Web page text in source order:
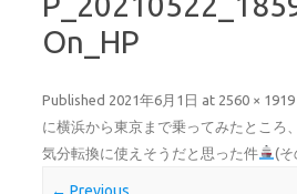
On_HP
Published 2021年6月1日 at 2560 × 1919
に横浜から東京まで乗ってみたところ
気分転換に使えそうだと思った件
(そ